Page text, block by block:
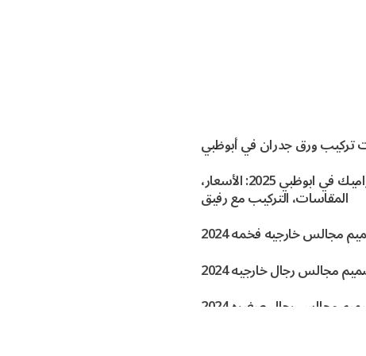
تركيب ورق جدران في أبوظبي
افضل السيراميك في ابوظبي 2025: الأسعار،
المقاسات، التركيب مع رفيق
مجالس خارجيه فخمه 2024
مجالس رجال خارجيه 2024
مجالس رجال صغيره 2024